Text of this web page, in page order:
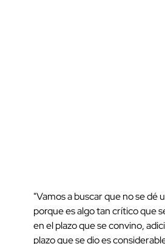
"Vamos a buscar que no se dé
porque es algo tan crítico que
en el plazo que se convino,
plazo que se dio es